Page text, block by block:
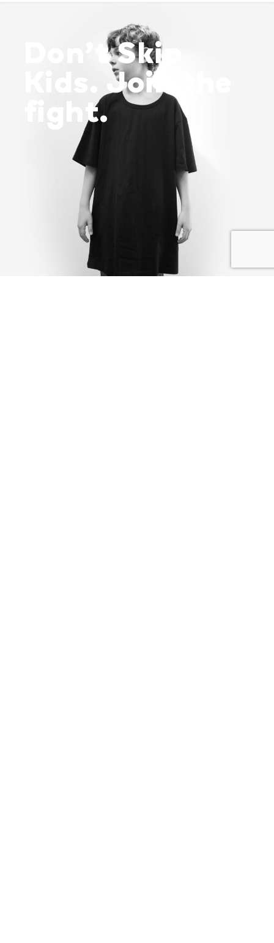
Don’t Skip
Kids. Join the
fight.